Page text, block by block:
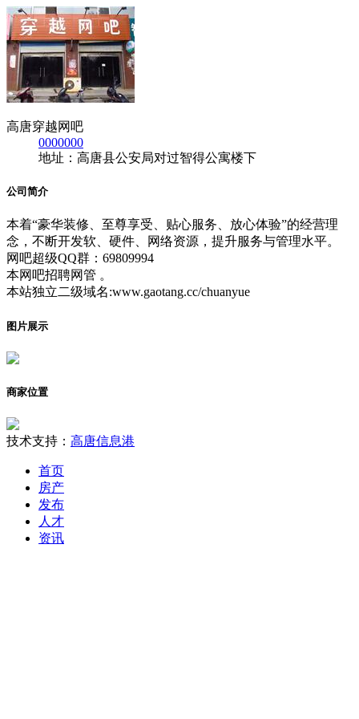
高唐穿越网吧
0000000
地址：高唐县公安局对过智得公寓楼下
公司简介
本着“豪华装修、至尊享受、贴心服务、放心体验”的经营理
念，不断开发软、硬件、网络资源，提升服务与管理水平。
网吧超级QQ群：69809994
本网吧招聘网管 。
本站独立二级域名:www.gaotang.cc/chuanyue
图片展示
商家位置
技术支持： 高唐信息港
首页
房产
发布
人才
资讯